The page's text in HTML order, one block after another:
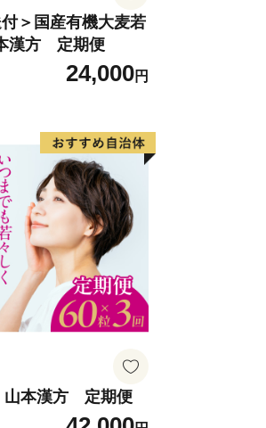
＞国産有機大麦若
漢方 定期便
24,000円
山本漢方 定期便